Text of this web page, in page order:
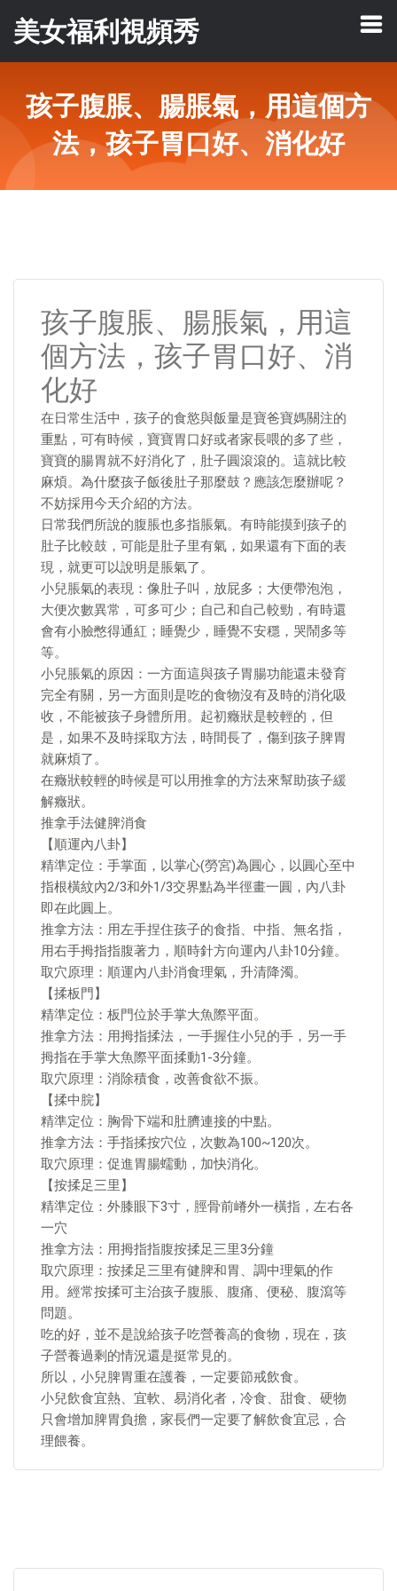
美女福利視頻秀
孩子腹脹、腸脹氣，用這個方
法，孩子胃口好、消化好
孩子腹脹、腸脹氣，用這
個方法，孩子胃口好、消
化好
在日常生活中，孩子的食慾與飯量是寶爸寶媽關注的
重點，可有時候，寶寶胃口好或者家長喂的多了些，
寶寶的腸胃就不好消化了，肚子圓滾滾的。這就比較
麻煩。為什麼孩子飯後肚子那麼鼓？應該怎麼辦呢？
不妨採用今天介紹的方法。
日常我們所說的腹脹也多指脹氣。有時能摸到孩子的
肚子比較鼓，可能是肚子里有氣，如果還有下面的表
現，就更可以說明是脹氣了。
小兒脹氣的表現：像肚子叫，放屁多；大便帶泡泡，
大便次數異常，可多可少；自己和自己較勁，有時還
會有小臉憋得通紅；睡覺少，睡覺不安穩，哭鬧多等
等。
小兒脹氣的原因：一方面這與孩子胃腸功能還未發育
完全有關，另一方面則是吃的食物沒有及時的消化吸
收，不能被孩子身體所用。起初癥狀是較輕的，但
是，如果不及時採取方法，時間長了，傷到孩子脾胃
就麻煩了。
在癥狀較輕的時候是可以用推拿的方法來幫助孩子緩
解癥狀。
推拿手法健脾消食
【順運內八卦】
精準定位：手掌面，以掌心(勞宮)為圓心，以圓心至中
指根橫紋內2/3和外1/3交界點為半徑畫一圓，內八卦
即在此圓上。
推拿方法：用左手捏住孩子的食指、中指、無名指，
用右手拇指指腹著力，順時針方向運內八卦10分鐘。
取穴原理：順運內八卦消食理氣，升清降濁。
【揉板門】
精準定位：板門位於手掌大魚際平面。
推拿方法：用拇指揉法，一手握住小兒的手，另一手
拇指在手掌大魚際平面揉動1-3分鐘。
取穴原理：消除積食，改善食欲不振。
【揉中脘】
精準定位：胸骨下端和肚臍連接的中點。
推拿方法：手指揉按穴位，次數為100~120次。
取穴原理：促進胃腸蠕動，加快消化。
【按揉足三里】
精準定位：外膝眼下3寸，脛骨前嵴外一橫指，左右各
一穴
推拿方法：用拇指指腹按揉足三里3分鐘
取穴原理：按揉足三里有健脾和胃、調中理氣的作
用。經常按揉可主治孩子腹脹、腹痛、便秘、腹瀉等
問題。
吃的好，並不是說給孩子吃營養高的食物，現在，孩
子營養過剩的情況還是挺常見的。
所以，小兒脾胃重在護養，一定要節戒飲食。
小兒飲食宜熱、宜軟、易消化者，冷食、甜食、硬物
只會增加脾胃負擔，家長們一定要了解飲食宜忌，合
理餵養。